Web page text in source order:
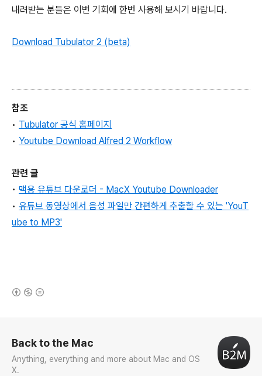
내려받는 분들은 이번 기회에 한번 사용해 보시기 바랍니다.
Download Tubulator 2 (beta)
참조
• Tubulator 공식 홈페이지
• Youtube Download Alfred 2 Workflow
관련 글
• 맥용 유튜브 다운로더 - MacX Youtube Downloader
• 유튜브 동영상에서 음성 파일만 간편하게 추출할 수 있는 'YouT
ube to MP3'
Back to the Mac
Anything, everything and more about Mac and OS
X.